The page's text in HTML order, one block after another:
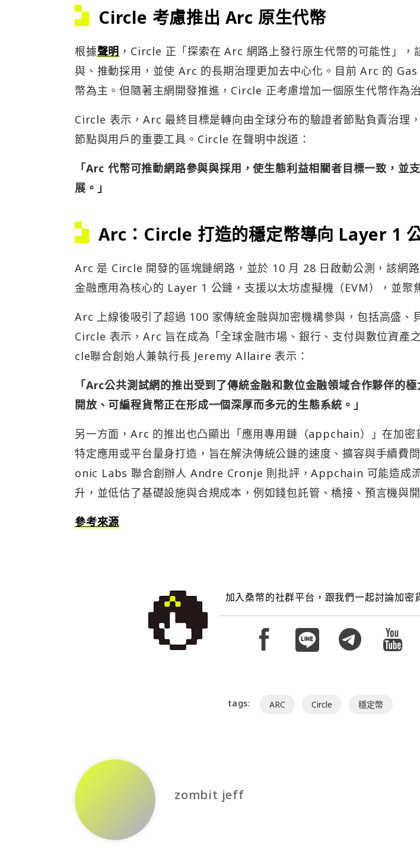
Circle 考慮推出 Arc 原生代幣
根據聲明 ，Circle 正「探索在 Arc 網路上發行原生代幣的可能性」，
與、推動採用，並使 Arc 的長期治理更加去中心化。目前 Arc 的
幣為主。但隨著主網開發推進，Circle 正考慮增加一個原生代幣作為
Circle 表示，Arc 最終目標是轉向由全球分布的驗證者節點負責治理
節點與用戶的重要工具。Circle 在聲明中說道：
「Arc 代幣可推動網路參與與採用，使生態利益相關者目標一致，並
展。」
Arc：Circle 打造的穩定幣導向 Layer 1
Arc 是 Circle 開發的區塊鏈網路，並於 10 月 28 日啟動公測，該網
金融應用為核心的 Layer 1 公鏈，支援以太坊虛擬機（EVM），並聚
Arc 上線後吸引了超過 100 家傳統金融與加密機構參與，包括高盛、
Circle 表示，Arc 旨在成為「全球金融市場、銀行、支付與數位資產
cle聯合創始人兼執行長 Jeremy Allaire 表示：
「Arc公共測試網的推出受到了傳統金融和數位金融領域合作夥伴的
開放、可編程貨幣正在形成一個深厚而多元的生態系統。」
另一方面，Arc 的推出也凸顯出「應用專用鏈（appchain）」在加密
特定應用或平台量身打造，旨在解決傳統公鏈的速度、擴容與手續費
onic Labs 聯合創辦人 Andre Cronje 則批評，Appchain 可能造成
升，並低估了基礎設施與合規成本，例如錢包託管、橋接、預言機與
參考來源
加入桑幣的社群平台，跟我們一起討論加密
tags: ARC Circle 穩定幣
zombit jeff